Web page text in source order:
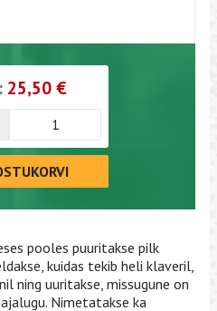
25,50 €
pooles puuritakse pilk
kuidas tekib heli klaveril,
ning uuritakse, missugune on
Nimetatakse ka